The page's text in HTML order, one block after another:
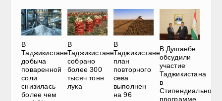
В
Таджикистане
добыча
поваренной
соли
снизилась
более чем
В
Таджикистане
собрано
более 300
тысяч тонн
лука
В
Таджикистане
план
повторного
сева
выполнен
на 96
В Душанбе
обсудили
участие
Таджикистана
в
Стипендиальной
программе